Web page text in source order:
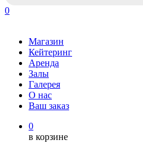
0
Магазин
Кейтеринг
Аренда
Залы
Галерея
О нас
Ваш заказ
0
в корзине